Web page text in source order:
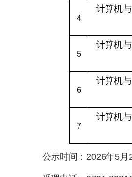
4
计算机
5
计算机
6
计算机
7
计算机
公示时间：2026年5月